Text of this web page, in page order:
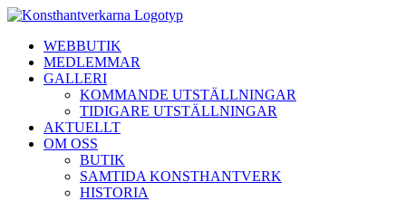
Fortsätt
innehålletWEBBUTIK
MEDLEMMAR
GALLERI
KOMMANDE UTSTÄLLNINGAR
TIDIGARE UTSTÄLLNINGAR
AKTUELLT
OM OSS
BUTIK
SAMTIDA KONSTHANTVERK
HISTORIA